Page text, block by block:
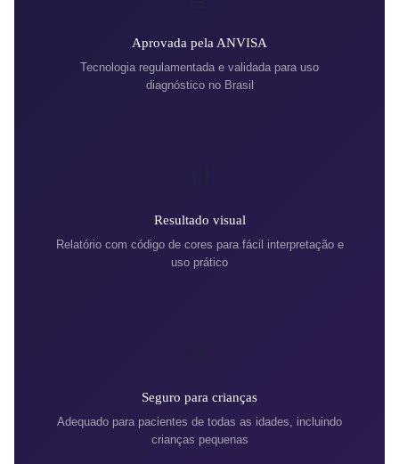
Aprovada pela ANVISA
Tecnologia regulamentada e validada para uso
diagnóstico no Brasil
Resultado visual
Relatório com código de cores para fácil interpretação e
uso prático
Seguro para crianças
Adequado para pacientes de todas as idades, incluindo
crianças pequenas